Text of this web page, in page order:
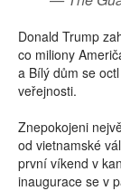
Donald Trump
co miliony
a Bílý dům se
veřejnosti.
Znepokojeni
od vietnamské
první víkend v
inaugurace se v